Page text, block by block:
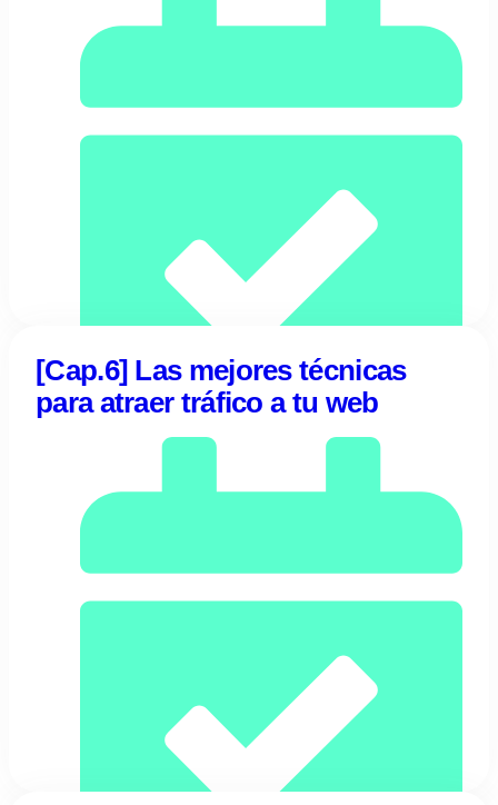
Tentulogo
[Cap.6] Las mejores técnicas
para atraer tráfico a tu web